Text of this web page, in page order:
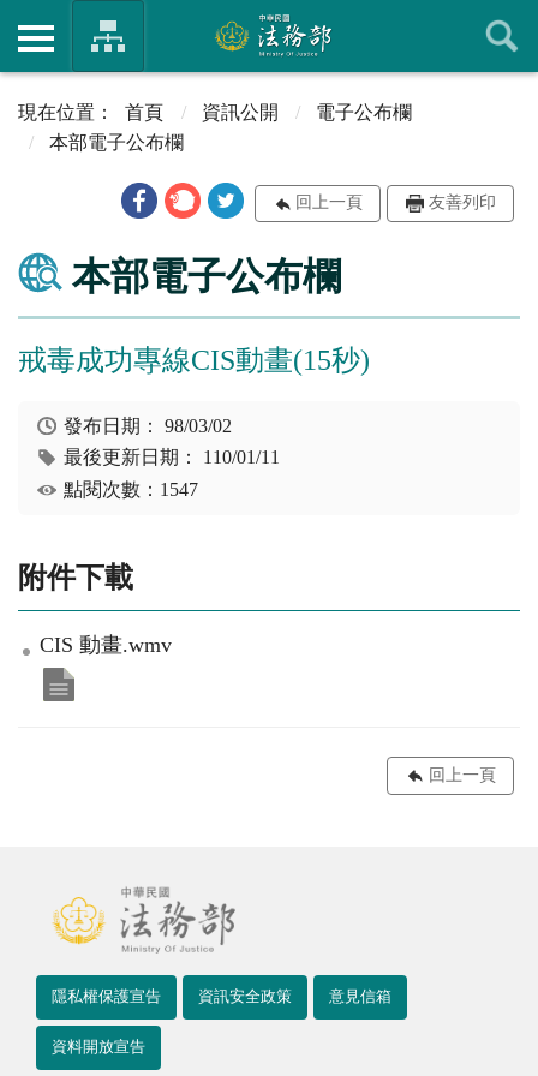
首頁 資訊公開
電子公布欄
本部電子公布欄
回上一頁 友善列印
本部電子公布欄
戒毒成功專線CIS動畫(15秒)
發布日期：98/03/02
最後更新日期： 110/01/11
點閱次數：1547
附件下載
CIS 動畫.wmv
回上一頁
隱私權保護宣告 資訊安全政策 意見信箱
資料開放宣告